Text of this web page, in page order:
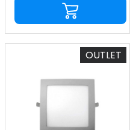
OUTLET